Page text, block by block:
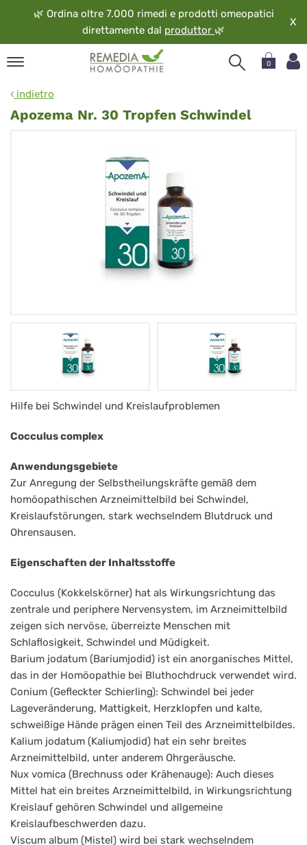
🌿 Ordina oltre 7.000 rimedi e prodotti omeopatici
direttamente dal produttor 🌿
X
0
indietro
Apozema Nr. 30 Tropfen Schwindel
Apozema
Nr.
Tropfen
Schwindel
Hilfe bei Schwindel und Kreislaufproblemen
Cocculus complex
Anwendungsgebiete
Zur Anregung der Selbstheilungskräfte gemäß dem
homöopathischen Arzneimittelbild bei Schwindel,
Kreislaufstörungen, stark wechselndem Blutdruck und
Ohrensausen.
Eigenschaften der Inhaltsstoffe
Cocculus (Kokkelskörner) hat als Wirkungsrichtung das
zentrale und periphere Nervensystem, im Arzneimittelbild
zeigen sich nervöse, überreizte Menschen mit
Schlaflosigkeit, Schwindel und Müdigkeit.
Barium jodatum (Bariumjodid) ist ein anorganisches Mittel,
das in der Homöopathie bei Bluthochdruck verwendet wird.
Conium (Gefleckter Schierling): Schwindel bei jeder
Lageveränderung, Mattigkeit, Herzklopfen und kalte,
schweißige Hände prägen einen Teil des Arzneimittelbildes.
Kalium jodatum (Kaliumjodid) hat ein sehr breites
Arzneimittelbild, unter anderem Ohrgeräusche.
Nux vomica (Brechnuss oder Krähenauge): Auch dieses
Mittel hat ein breites Arzneimittelbild, in Wirkungsrichtung
Kreislauf gehören Schwindel und allgemeine
Kreislaufbeschwerden dazu.
Viscum album (Mistel) wird bei stark wechselndem